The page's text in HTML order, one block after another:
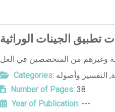
تطبيق الجينات الوراثية
Categories:
, التفسير وأصوله
Number of Pages: 38
Year of Publication: ---